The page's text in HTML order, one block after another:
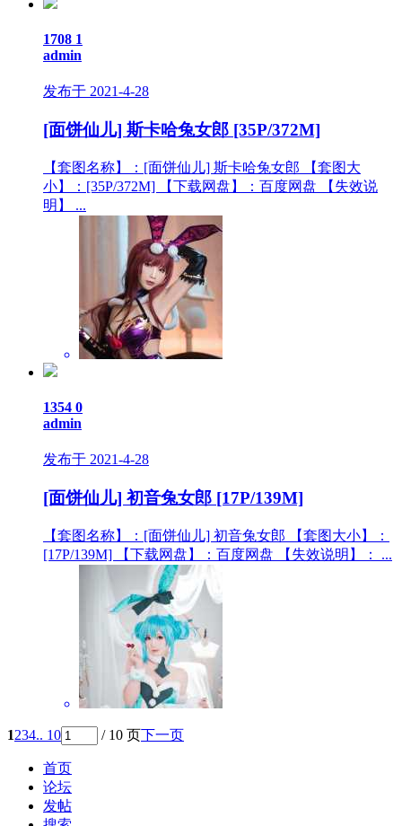
1708 1
admin
发布于 2021-4-28
[面饼仙儿] 斯卡哈兔女郎 [35P/372M]
【套图名称】：[面饼仙儿] 斯卡哈兔女郎 【套图大
小】：[35P/372M] 【下载网盘】：百度网盘 【失效说
明】 ...
1354 0
admin
发布于 2021-4-28
[面饼仙儿] 初音兔女郎 [17P/139M]
【套图名称】：[面饼仙儿] 初音兔女郎 【套图大小】：
[17P/139M] 【下载网盘】：百度网盘 【失效说明】： ...
1234.. 10 / 10 页下一页
首页
论坛
发帖